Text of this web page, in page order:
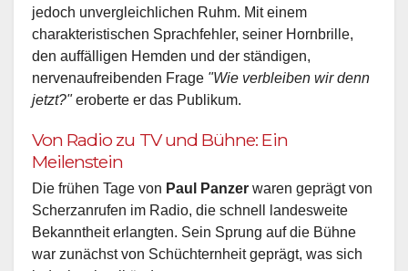
jedoch unvergleichlichen Ruhm. Mit einem
charakteristischen Sprachfehler, seiner Hornbrille,
den auffälligen Hemden und der ständigen,
nervenaufreibenden Frage "Wie verbleiben wir denn
jetzt?"eroberte er das Publikum.
Von Radio zu TV und Bühne: Ein
Meilenstein
Die frühen Tage von Paul Panzer waren geprägt von
Scherzanrufen im Radio, die schnell landesweite
Bekanntheit erlangten. Sein Sprung auf die Bühne
war zunächst von Schüchternheit geprägt, was sich